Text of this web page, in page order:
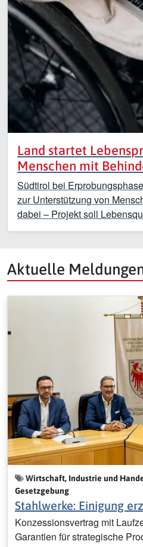
Land startet
Menschen mit
Südtirol bei
zur Unterstützung von
dabei – Projekt soll
Aktuelle
Wirtschaft, Industrie und
Gesetzgebung
Stahlwerke: Einigung
Konzessionsvertrag mit
Garantien für strategische